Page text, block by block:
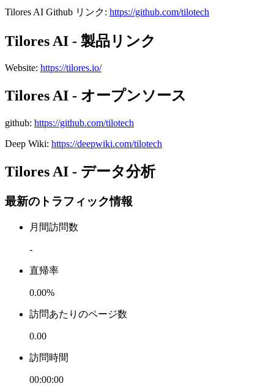
Tilores AI Github リンク: https://github.com/tilotech
Tilores AI - 製品リンク
Website: https://tilores.io/
Tilores AI - オープンソース
github: https://github.com/tilotech
Deep Wiki: https://deepwiki.com/tilotech
Tilores AI - データ分析
最新のトラフィック情報
月間訪問数
-
直帰率
0.00%
訪問あたりのページ数
0.00
訪問時間
00:00:00